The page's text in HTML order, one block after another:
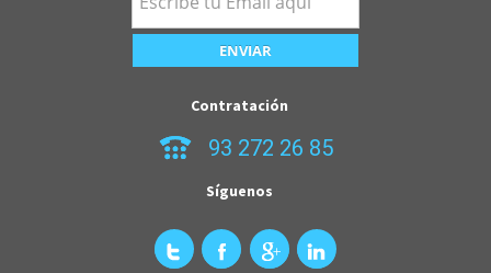
Contratación
93 272 26 85
Síguenos